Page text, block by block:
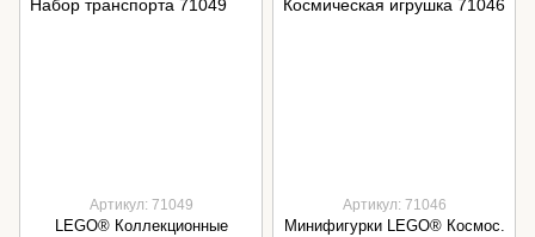
Артикул: 71049
LEGO® Коллекционные
Артикул: 71046
Минифигурки LEGO® Космос.